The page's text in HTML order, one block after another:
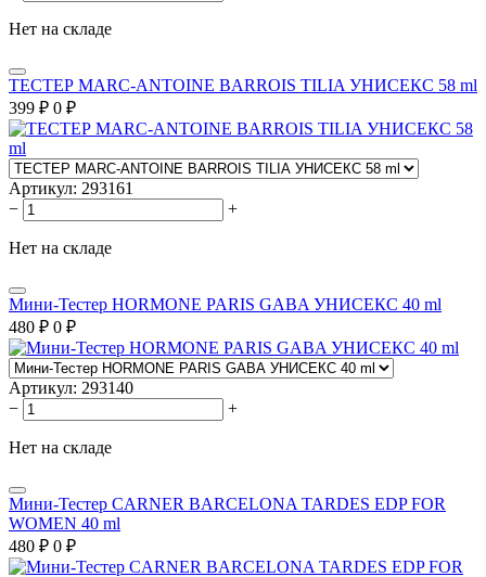
Нет на складе
ТЕСТЕР MARC-ANTOINE BARROIS TILIA УНИСЕКС 58 ml
399 ₽ 0 ₽
Артикул: 293161
−
+
Нет на складе
Мини-Тестер HORMONE PARIS GABA УНИСЕКС 40 ml
480 ₽ 0 ₽
Артикул: 293140
−
+
Нет на складе
Мини-Тестер CARNER BARCELONA TARDES EDP FOR
WOMEN 40 ml
480 ₽ 0 ₽